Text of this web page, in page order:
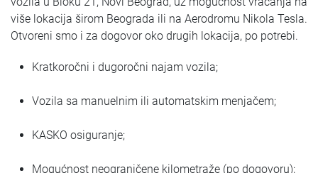
više lokacija širom Beograda ili na Aerodromu Nikola Tesla.
Otvoreni smo i za dogovor oko drugih lokacija, po potrebi.
Kratkoročni i dugoročni najam vozila;
Vozila sa manuelnim ili automatskim menjačem;
KASKO osiguranje;
Mogućnost neograničene kilometraže (po dogovoru);